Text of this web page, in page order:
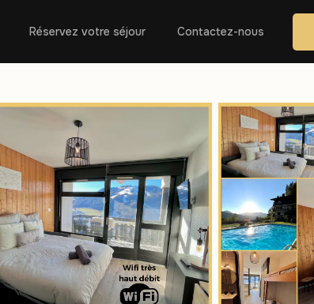
Réservez votre séjour Contactez-nous